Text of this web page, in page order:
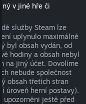
v jiné hře či
služby Steam lze
uplynulo maximálně
byl obsah vydán, od
hodiny a obsah nebyl
na jiný účet. Dovolíme
nebude společnost
obsah třetích stran
úroveň herní postavy).
upozorněni ještě před